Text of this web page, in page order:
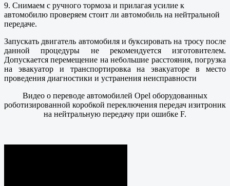
9. Снимаем с ручного тормоза и прилагая усилие к
автомобилю проверяем стоит ли автомобиль на нейтральной
передаче.
Запускать двигатель автомобиля и буксировать на тросу после
данной процедуры не рекомендуется изготовителем.
Допускается перемещение на небольшие расстояния, погрузка
на эвакуатор и транспортировка на эвакуаторе в место
проведения диагностики и устранения неисправности
Видео о переводе автомобилей Opel оборудованных
роботизированной коробкой переключения передач изитроник
на нейтральную передачу при ошибке F.